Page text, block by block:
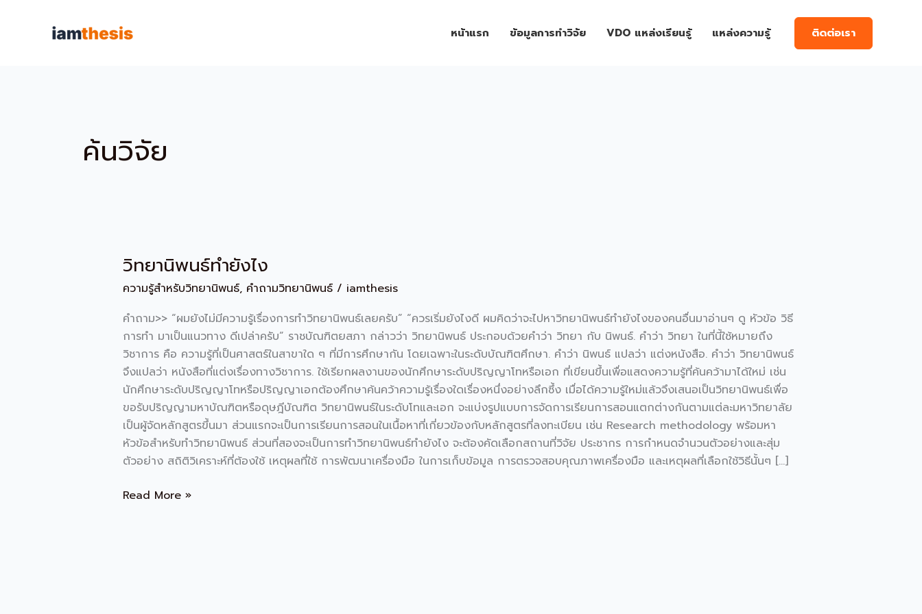
หน้าแรก ข้อมูลการทำวิจัย VDO แหล่งเรียนรู้ แหล่งความรู้ ติดต่อเรา
ค้นวิจัย
วิทยานิพนธ์ทํายังไง
ความรู้สำหรับวิทยานิพนธ์, คำถามวิทยานิพนธ์/ iamthesis
คำถาม>> “ผมยังไม่มีความรู้เรื่องการทำวิทยานิพนธ์เลยครับ” “ควรเริ่มยังไงดี ผมคิดว่าจะไปหาวิทยานิพนธ์ทํายังไงของคนอื่นมาอ่านๆ ดู หัวข้อ วิธี
การทำ มาเป็นแนวทาง ดีเปล่าครับ” ราชบัณฑิตยสภา กล่าวว่า วิทยานิพนธ์ ประกอบด้วยคำว่า วิทยา กับ นิพนธ์. คำว่า วิทยา ในที่นี้ใช้หมายถึง
วิชาการ คือ ความรู้ที่เป็นศาสตร์ในสาขาใด ๆ ที่มีการศึกษากัน โดยเฉพาะในระดับบัณฑิตศึกษา. คำว่า นิพนธ์ แปลว่า แต่งหนังสือ. คำว่า วิทยานิพนธ์
จึงแปลว่า หนังสือที่แต่งเรื่องทางวิชาการ. ใช้เรียกผลงานของนักศึกษาระดับปริญญาโทหรือเอก ที่เขียนขึ้นเพื่อแสดงความรู้ที่ค้นคว้ามาได้ใหม่ เช่น
นักศึกษาระดับปริญญาโทหรือปริญญาเอกต้องศึกษาค้นคว้าความรู้เรื่องใดเรื่องหนึ่งอย่างลึกซึ้ง เมื่อได้ความรู้ใหม่แล้วจึงเสนอเป็นวิทยานิพนธ์เพื่อ
ขอรับปริญญามหาบัณฑิตหรือดุษฎีบัณฑิต วิทยานิพนธ์ในระดับโทและเอก จะแบ่งรูปแบบการจัดการเรียนการสอนแตกต่างกันตามแต่ละมหาวิทยาลัย
เป็นผู้จัดหลักสูตรขึ้นมา ส่วนแรกจะเป็นการเรียนการสอนในเนื้อหาที่เกี่ยวข้องกับหลักสูตรที่ลงทะเบียน เช่น Research methodology พร้อมหา
หัวข้อสำหรับทำวิทยานิพนธ์ ส่วนที่สองจะเป็นการทำวิทยานิพนธ์ทํายังไง จะต้องคัดเลือกสถานที่วิจัย ประชากร การกำหนดจำนวนตัวอย่างและสุ่ม
ตัวอย่าง สถิติวิเคราะห์ที่ต้องใช้ เหตุผลที่ใช้ การพัฒนาเครื่องมือ ในการเก็บข้อมูล การตรวจสอบคุณภาพเครื่องมือ และเหตุผลที่เลือกใช้วิธีนั้นๆ […]
วิทยา
พนธ์ทํา
ยัง
ไง
Read More »